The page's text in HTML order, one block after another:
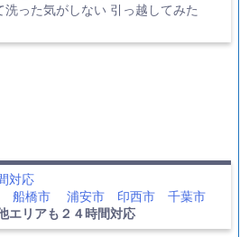
洗った気がしない 引っ越してみた
対応
船橋市 浦安市 印西市
千葉市
エリアも２４時間対応